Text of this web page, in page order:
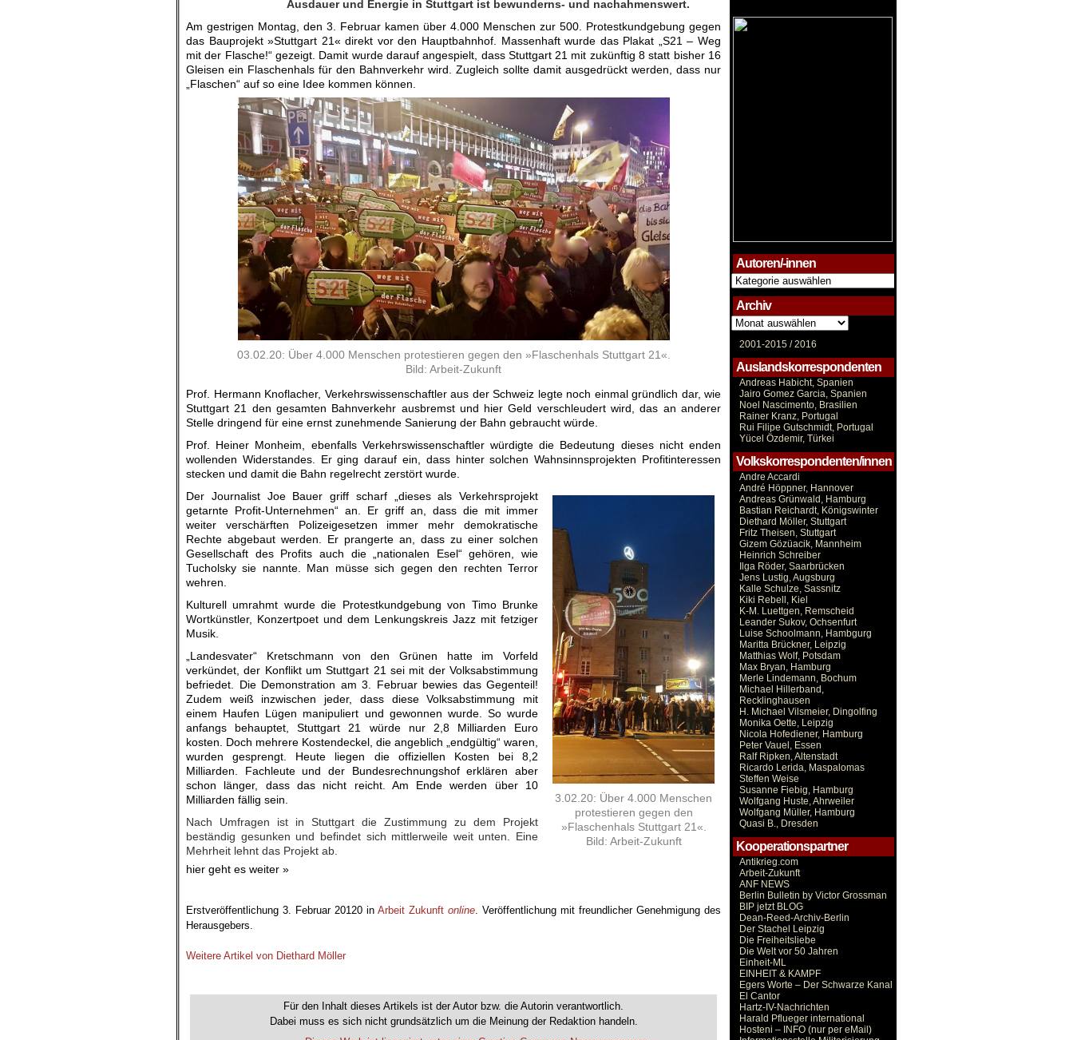
Ausdauer und Energie in Stuttgart ist bewunderns- und nachahmenswert.
Am gestrigen Montag, den 3. Februar kamen über 4.000 Menschen zur 500. Protestkundgebung gegen
das Bauprojekt »Stuttgart 21« direkt vor den Hauptbahnhof. Massenhaft wurde das Plakat „S21 – Weg
mit der Flasche!“ gezeigt. Damit wurde darauf angespielt, dass Stuttgart 21 mit zukünftig 8 statt bisher 16
Gleisen ein Flaschenhals für den Bahnverkehr wird. Zugleich sollte damit ausgedrückt werden, dass nur
„Flaschen“ auf so eine Idee kommen können.
03.02.20: Über 4.000 Menschen protestieren gegen den »Flaschenhals Stuttgart 21«.
Bild: Arbeit-Zukunft
Prof. Hermann Knoflacher, Verkehrswissenschaftler aus der Schweiz legte noch einmal gründlich dar, wie
Stuttgart 21 den gesamten Bahnverkehr ausbremst und hier Geld verschleudert wird, das an anderer
Stelle dringend für eine ernst zunehmende Sanierung der Bahn gebraucht würde.
Prof. Heiner Monheim, ebenfalls Verkehrswissenschaftler würdigte die Bedeutung dieses nicht enden
wollenden Widerstandes. Er ging darauf ein, dass hinter solchen Wahnsinnsprojekten Profitinteressen
stecken und damit die Bahn regelrecht zerstört wurde.
3.02.20: Über 4.000 Menschen
protestieren gegen den
»Flaschenhals Stuttgart 21«.
Bild: Arbeit-Zukunft
Der Journalist Joe Bauer griff scharf „dieses als Verkehrsprojekt
getarnte Profit-Unternehmen“ an. Er griff an, dass die mit immer
weiter verschärften Polizeigesetzen immer mehr demokratische
Rechte abgebaut werden. Er prangerte an, dass zu einer solchen
Gesellschaft des Profits auch die „nationalen Esel“ gehören, wie
Tucholsky sie nannte. Man müsse sich gegen den rechten Terror
wehren.
Kulturell umrahmt wurde die Protestkundgebung von Timo Brunke
Wortkünstler, Konzertpoet und dem Lenkungskreis Jazz mit fetziger
Musik.
„Landesvater“ Kretschmann von den Grünen hatte im Vorfeld
verkündet, der Konflikt um Stuttgart 21 sei mit der Volksabstimmung
befriedet. Die Demonstration am 3. Februar bewies das Gegenteil!
Zudem weiß inzwischen jeder, dass diese Volksabstimmung mit
einem Haufen Lügen manipuliert und gewonnen wurde. So wurde
anfangs behauptet, Stuttgart 21 würde nur 2,8 Milliarden Euro
kosten. Doch mehrere Kostendeckel, die angeblich „endgültig“ waren,
wurden gesprengt. Heute liegen die offiziellen Kosten bei 8,2
Milliarden. Fachleute und der Bundesrechnungshof erklären aber
schon länger, dass das nicht reicht. Am Ende werden über 10
Milliarden fällig sein.
Nach Umfragen ist in Stuttgart die Zustimmung zu dem Projekt
beständig gesunken und befindet sich mittlerweile weit unten. Eine
Mehrheit lehnt das Projekt ab.
hier geht es weiter »
Erstveröffentlichung 3. Februar 20120 in Arbeit Zukunft online. Veröffentlichung mit freundlicher Genehmigung des
Herausgebers.
Weitere Artikel von Diethard Möller
Für den Inhalt dieses Artikels ist der Autor bzw. die Autorin verantwortlich.
Dabei muss es sich nicht grundsätzlich um die Meinung der Redaktion handeln.
Autoren/-innen
Autoren/-
innen
Archiv
Archiv
2001-2015 /2016
Auslandskorrespondenten
Andreas Habicht, Spanien
Jairo Gomez Garcia, Spanien
Noel Nascimento, Brasilien
Rainer Kranz, Portugal
Rui Filipe Gutschmidt, Portugal
Yücel Özdemir, Türkei
Volkskorrespondenten/innen
Andre Accardi
André Höppner, Hannover
Andreas Grünwald, Hamburg
Bastian Reichardt, Königswinter
Diethard Möller, Stuttgart
Fritz Theisen, Stuttgart
Gizem Gözüacik, Mannheim
Heinrich Schreiber
Ilga Röder, Saarbrücken
Jens Lustig, Augsburg
Kalle Schulze, Sassnitz
Kiki Rebell, Kiel
K-M. Luettgen, Remscheid
Leander Sukov, Ochsenfurt
Luise Schoolmann, Hambgurg
Maritta Brückner, Leipzig
Matthias Wolf, Potsdam
Max Bryan, Hamburg
Merle Lindemann, Bochum
Michael Hillerband,
Recklinghausen
H. Michael Vilsmeier, Dingolfing
Monika Oette, Leipzig
Nicola Hofediener, Hamburg
Peter Vauel, Essen
Ralf Ripken, Altenstadt
Ricardo Lerida, Maspalomas
Steffen Weise
Susanne Fiebig, Hamburg
Wolfgang Huste, Ahrweiler
Wolfgang Müller, Hamburg
Quasi B., Dresden
Kooperationspartner
Antikrieg.com
Arbeit-Zukunft
ANF NEWS
Berlin Bulletin by Victor Grossman
BIP jetzt BLOG
Dean-Reed-Archiv-Berlin
Der Stachel Leipzig
Die Freiheitsliebe
Die Welt vor 50 Jahren
Einheit-ML
EINHEIT & KAMPF
Egers Worte – Der Schwarze Kanal
El Cantor
Hartz-IV-Nachrichten
Harald Pflueger international
Hosteni – INFO (nur per eMail)